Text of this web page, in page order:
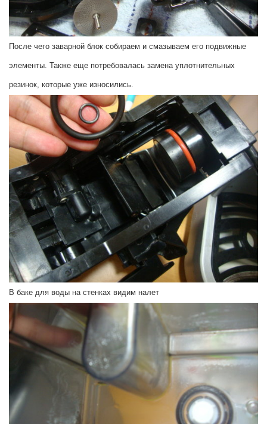
После чего заварной блок собираем и смазываем его подвижные
элементы. Также еще потребовалась замена уплотнительных
резинок, которые уже износились.
В баке для воды на стенках видим налет